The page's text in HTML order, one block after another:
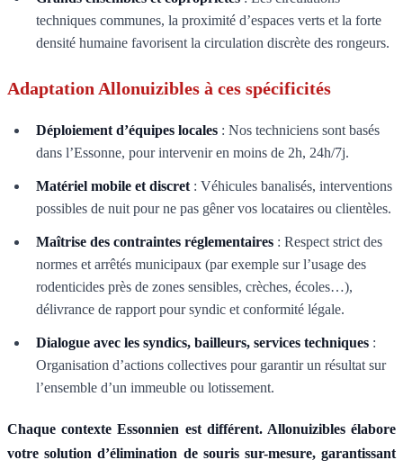
techniques communes, la proximité d’espaces verts et la forte
densité humaine favorisent la circulation discrète des rongeurs.
Adaptation Allonuizibles à ces spécificités
Déploiement d’équipes locales : Nos techniciens sont basés
dans l’Essonne, pour intervenir en moins de 2h, 24h/7j.
Matériel mobile et discret : Véhicules banalisés, interventions
possibles de nuit pour ne pas gêner vos locataires ou clientèles.
Maîtrise des contraintes réglementaires : Respect strict des
normes et arrêtés municipaux (par exemple sur l’usage des
rodenticides près de zones sensibles, crèches, écoles…),
délivrance de rapport pour syndic et conformité légale.
Dialogue avec les syndics, bailleurs, services techniques :
Organisation d’actions collectives pour garantir un résultat sur
l’ensemble d’un immeuble ou lotissement.
Chaque contexte Essonnien est différent. Allonuizibles élabore
votre solution d’élimination de souris sur-mesure, garantissant